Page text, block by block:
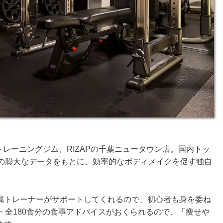
ーニングジム、RIZAPの千葉ニュータウン店。国内トッ
大なデータをもとに、効率的なボディメイクを促す独自
レーナーがサポートしてくれるので、初心者も身を委ね
180食分の食事アドバイスがおくられるので、「痩せや